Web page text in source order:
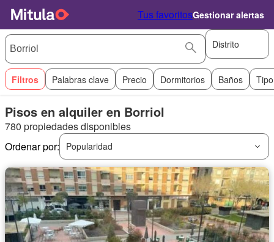
Tus favoritosGestionar alertas
Distrito
Filtros Palabras clave Precio Dormitorios Baños
Pisos en alquiler en Borriol
780 propiedades disponibles
Ordenar por:
Popularidad